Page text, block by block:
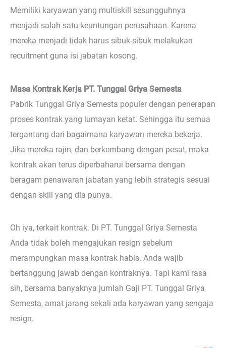
Memiliki karyawan yang multiskill sesungguhnya
menjadi salah satu keuntungan perusahaan. Karena
mereka menjadi tidak harus sibuk-sibuk melakukan
recuitment guna isi jabatan kosong.
Masa Kontrak Kerja PT. Tunggal Griya Semesta
Pabrik Tunggal Griya Semesta populer dengan penerapan
proses kontrak yang lumayan ketat. Sehingga itu semua
tergantung dari bagaimana karyawan mereka bekerja.
Jika mereka rajin, dan berkembang dengan pesat, maka
kontrak akan terus diperbaharui bersama dengan
beragam penawaran jabatan yang lebih strategis sesuai
dengan skill yang dia punya.
Oh iya, terkait kontrak. Di PT. Tunggal Griya Semesta
Anda tidak boleh mengajukan resign sebelum
merampungkan masa kontrak habis. Anda wajib
bertanggung jawab dengan kontraknya. Tapi kami rasa
sih, bersama banyaknya jumlah Gaji PT. Tunggal Griya
Semesta, amat jarang sekali ada karyawan yang sengaja
resign.